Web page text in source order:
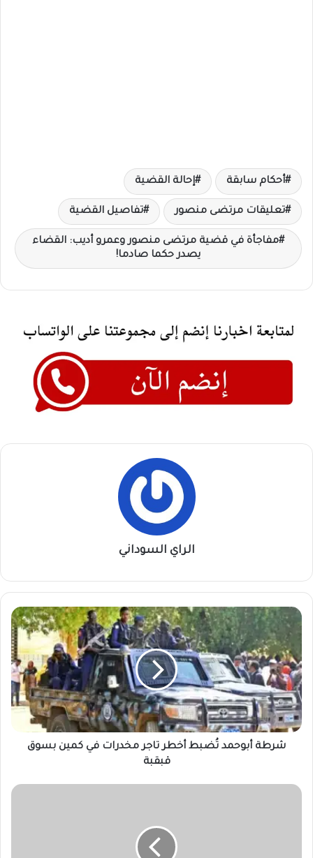
أحكام سابقة إحالة القضية
تعليقات مرتضى منصور تفاصيل القضية
مفاجأة في قضية مرتضى منصور وعمرو أديب: القضاء
يصدر حكما صادما!
الراي السوداني
شرطة
أبوحمد
تُضبط
أخطر
تاجر
مخدرات
في
كمين
بسوق
قبقبةشرطة أبوحمد تُضبط أخطر تاجر مخدرات في كمين بسوق
قبقبة
حاضرين